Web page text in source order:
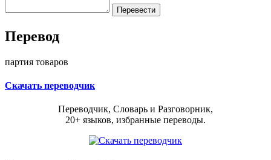
Перевод
партия товаров
Скачать переводчик
Переводчик, Словарь и Разговорник,
20+ языков, избранные переводы.